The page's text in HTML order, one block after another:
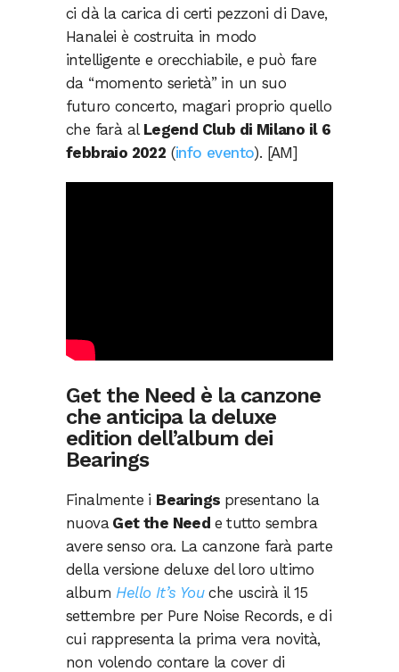
ci dà la carica di certi pezzoni di Dave,
Hanalei è costruita in modo
intelligente e orecchiabile, e può fare
da “momento serietà” in un suo
futuro concerto, magari proprio quello
che farà al Legend Club di Milano il 6
febbraio 2022 (info evento). [AM]
Get the Need è la canzone
che anticipa la deluxe
edition dell’album dei
Bearings
Finalmente i Bearings presentano la
nuova Get the Need e tutto sembra
avere senso ora. La canzone farà parte
della versione deluxe del loro ultimo
album Hello It’s Youche uscirà il 15
settembre per Pure Noise Records, e di
cui rappresenta la prima vera novità,
non volendo contare la cover di